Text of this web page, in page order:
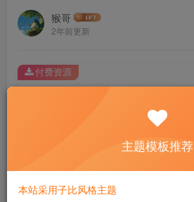
猴哥
2年前更新
此内容为付费资源，请付费后查看
￥9.9
付费资源
主题模板推荐
本站采用子比风格主题